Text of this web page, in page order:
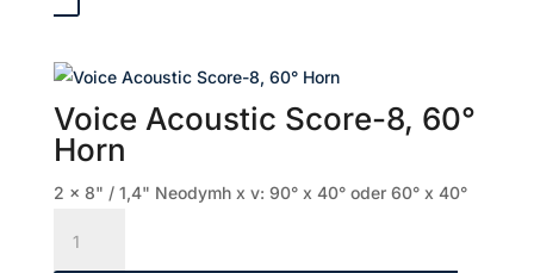
Menge
Voice Acoustic Score-8, 60°
Horn
2 x 8" / 1,4" Neodymh x v: 90° x 40° oder 60° x 40°
Acoustic